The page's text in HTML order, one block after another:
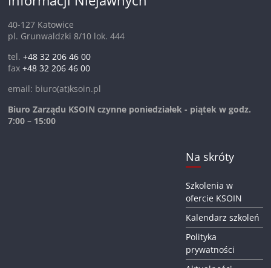
40-127 Katowice
pl. Grunwaldzki 8/10 lok. 444
tel.+48 32 206 46 00
fax+48 32 206 46 00
email: biuro(at)ksoin.pl
Biuro Zarządu KSOIN czynne poniedziałek - piątek w godz.
7:00 – 15:00
Na skróty
Szkolenia w
ofercie KSOIN
Kalendarz szkoleń
Polityka
prywatności